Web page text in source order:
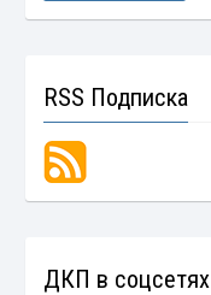
RSS Подписка
ДКП в соцсетях